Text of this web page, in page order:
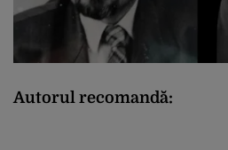
Autorul recomandă: